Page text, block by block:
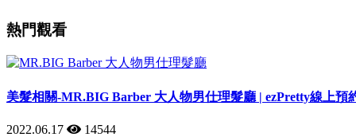
熱門觀看
美髮相關-MR.BIG Barber 大人物男仕理髮廳 | ezPretty線上預
2022.06.17 14544